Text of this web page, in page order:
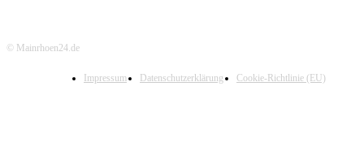
© Mainrhoen24.de
Impressum Datenschutzerklärung Cookie-Richtlinie (EU)